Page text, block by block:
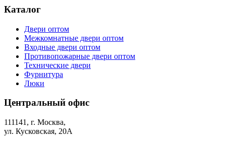
Каталог
Двери оптом
Межкомнатные двери оптом
Входные двери оптом
Противопожарные двери оптом
Технические двери
Фурнитура
Люки
Центральный офис
111141, г. Москва,
ул. Кусковская, 20А